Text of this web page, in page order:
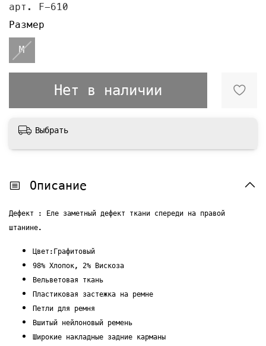
арт. F-610
Нет в наличии
Размер
M
Выбрать
Описание
Дефект : Еле заметный дефект ткани спереди на правой
штанине.
Цвет:Графитовый
98% Хлопок, 2% Вискоза
Вельветовая ткань
Пластиковая застежка на ремне
Петли для ремня
Вшитый нейлоновый ремень
Широкие накладные задние карманы